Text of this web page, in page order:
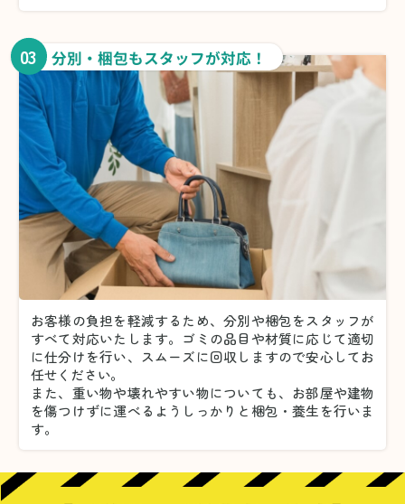
03 分別・梱包もスタッフが対応！
お客様の負担を軽減するため、分別や梱包をスタッフが
すべて対応いたします。 ゴミの品目や材質に応じて適切
に仕分けを行い、スムーズに回収しますので安心してお
任せください。
また、重い物や壊れやすい物についても、お部屋や建物
を傷つけずに運べるようしっかりと梱包・養生を行いま
す。